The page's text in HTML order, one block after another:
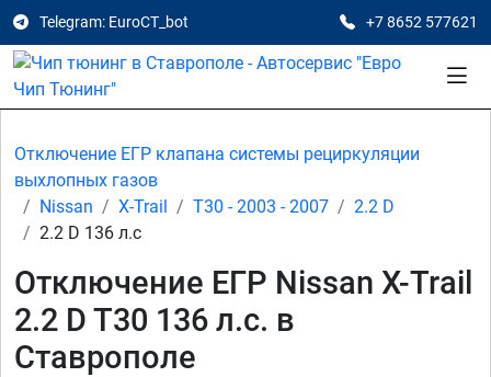
Telegram: EuroCT_bot +7 8652 577621
Отключение ЕГР клапана системы рециркуляции
выхлопных газов
Nissan
X-Trail T30 - 2003 - 2007
2.2 D
2.2 D 136 л.с
Отключение ЕГР Nissan X-Trail
2.2 D T30 136 л.с. в
Ставрополе